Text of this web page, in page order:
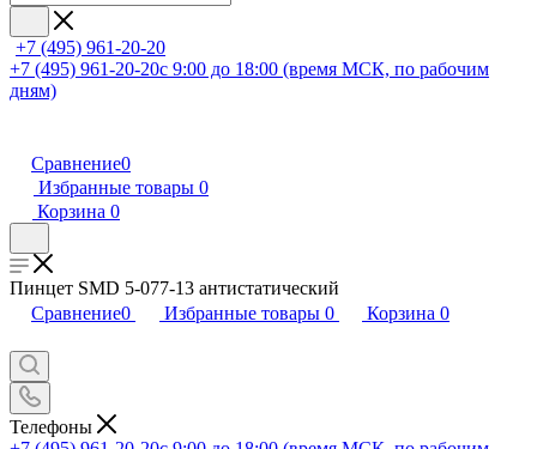
+7 (495) 961-20-20
+7 (495) 961-20-20с 9:00 до 18:00 (время МСК, по рабочим
дням)
Сравнение0
Избранные товары 0
Корзина 0
Пинцет SMD 5-077-13 антистатический
Сравнение0 Избранные товары 0 Корзина 0
Телефоны